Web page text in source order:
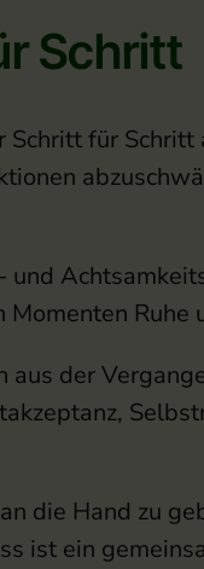
Schritt
für Schritt
und
Ruhe
der
die Hand zu
ist ein